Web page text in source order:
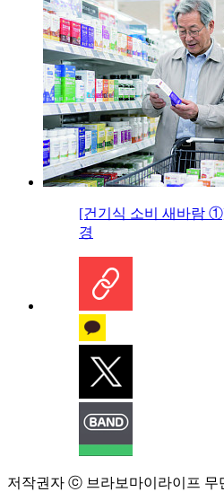
[건기식 소비 새바람
경
저작권자 ⓒ 브라보마이라이프 무